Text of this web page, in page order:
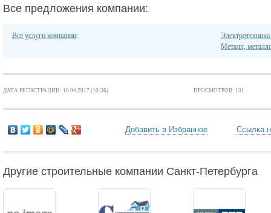
Все предложения компании:
Все услуги компании:
Металл,
ДАТА РЕГИСТРАЦИИ: 18.04.2017 (10:36) ПРОСМОТРОВ: 131
Добавить в Избранное Ссылка
Другие строительные компании Санкт-Петербурга